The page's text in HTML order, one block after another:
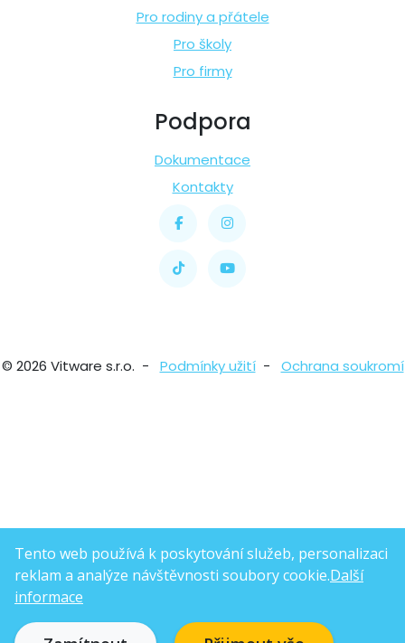
Pro rodiny a přátele
Pro školy
Pro firmy
Podpora
Dokumentace
Kontakty
© 2026 Vitware s.r.o. - Podmínky užití- Ochrana soukromí
Tento web používá k poskytování služeb, personalizaci
reklam a analýze návštěvnosti soubory cookie.Další
informace